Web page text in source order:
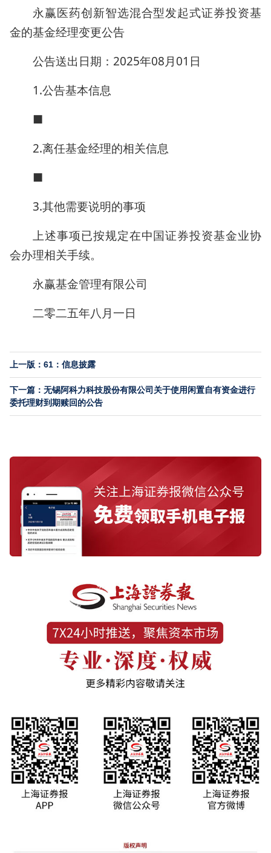
永赢医药创新智选混合型发起式证券投资基
金的基金经理变更公告
公告送出日期：2025年08月01日
1.公告基本信息
■
2.离任基金经理的相关信息
■
3.其他需要说明的事项
上述事项已按规定在中国证券投资基金业协
会办理相关手续。
永赢基金管理有限公司
二零二五年八月一日
上一版：61：信息披露
下一篇：无锡阿科力科技股份有限公司关于使用闲置自有资金进行
委托理财到期赎回的公告